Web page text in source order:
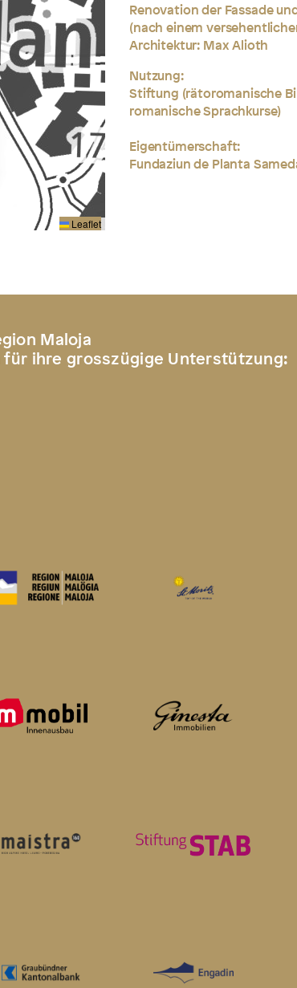
Renovation der Fassade
(nach einem
Architektur: Max Alioth
Nutzung:
Stiftung (rätoromanische
romanische Sprachkurse)
Eigentümerschaft:
Fundaziun de Planta
Leaflet
Maloja
ihre grosszügige Unterstützung: